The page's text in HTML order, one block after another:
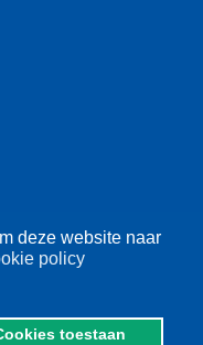
deze website naar
policy
toestaan